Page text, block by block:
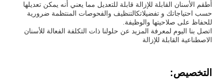
أطقم الأسنان القابلة للإزالة قابلة للتعديل مما يعني أنه يمكن تعديلها
حسب احتياجاتك و تفضيلاتكالتنظيف والفحوصات المنتظمة ضرورية
للحفاظ على صلاحيتها والوظيفة.
اتصل بنا اليوم لمعرفة المزيد عن حلولنا ذات التكلفة الفعالة للأسنان
الاصطناعية القابلة للإزالة
التخصيص: